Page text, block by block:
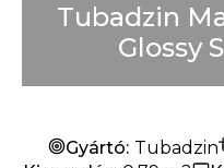
Mindet mutat
Készleten
Készlet erejéig
Tubadzin
Glossy
Gyártó: Tubadzin